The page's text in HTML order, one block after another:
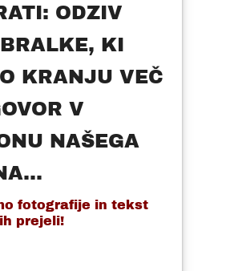
ODZIV
KI
O KRANJU VEČ
V
NAŠEGA
fotografije in tekst
prejeli!